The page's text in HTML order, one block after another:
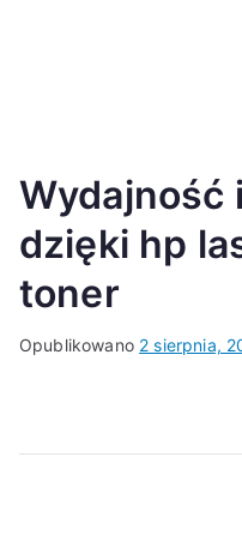
Wydajność
dzięki hp
toner
Opublikowano 2 sierpnia,